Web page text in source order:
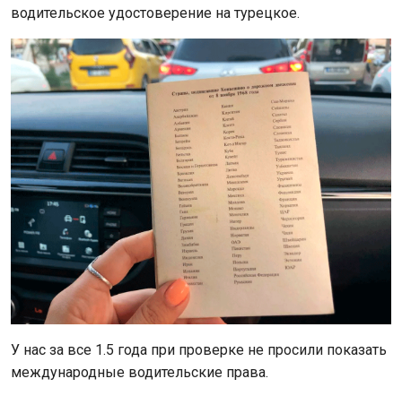
водительское удостоверение на турецкое.
У нас за все 1.5 года при проверке не просили показать
международные водительские права.